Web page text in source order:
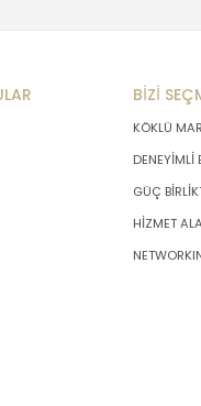
BİZİ
KÖKLÜ
DENEYİMLİ
GÜÇ
HİZMET